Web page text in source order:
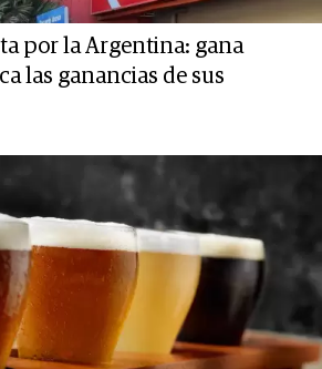
por la Argentina: gana
las ganancias de sus